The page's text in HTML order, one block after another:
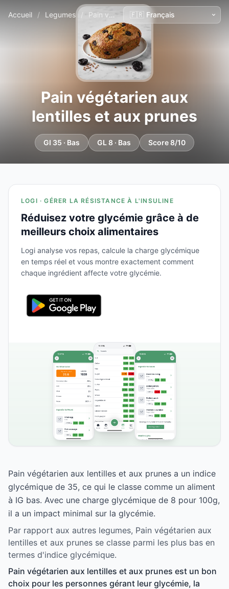
Accueil / Legumes / Pain végétarien aux lentilles et aux prunes
Pain végétarien aux
lentilles et aux prunes
GI 35 · Bas GL 8 · Bas Score 8/10
LOGI · GÉRER LA RÉSISTANCE À L'INSULINE
Réduisez votre glycémie grâce à de
meilleurs choix alimentaires
Logi analyse vos repas, calcule la charge glycémique
en temps réel et vous montre exactement comment
chaque ingrédient affecte votre glycémie.
Pain végétarien aux lentilles et aux prunes a un indice
glycémique de 35, ce qui le classe comme un aliment
à IG bas. Avec une charge glycémique de 8 pour 100g,
il a un impact minimal sur la glycémie.
Par rapport aux autres legumes, Pain végétarien aux
lentilles et aux prunes se classe parmi les plus bas en
termes d'indice glycémique.
Pain végétarien aux lentilles et aux prunes est un bon
choix pour les personnes gérant leur glycémie, la